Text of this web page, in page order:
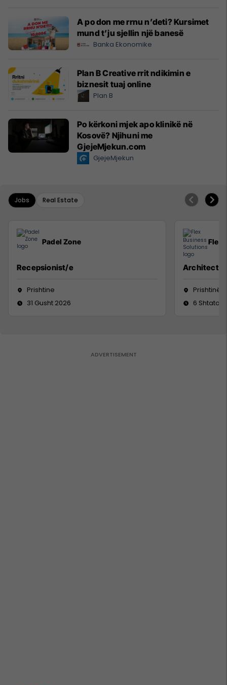
A po don me rrnu n’deti? Kursimet
mund t’ju sjellin një banesë
Banka Ekonomike
Plan B Creative rrit ndikimin e
biznesit tuaj online
Plan B
Po kërkoni mjek apo klinikë në
Kosovë? Njihuni me
GjejeMjekun.com
GjejeMjekun
Jobs Real Estate
Padel Zone
Recepsionist/e
Prishtine
31 Gusht 2026
Flex
Architect
Prishtinë
6 Shtator